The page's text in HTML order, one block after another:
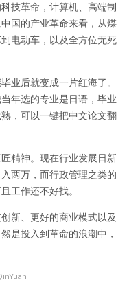
技革命，计算机、高端制
国的产业革命来看，从煤
电动车，以及全方位无死
业后就变成一片红海了。
年选的专业是日语，毕业
，可以一键把中文论文翻
精神。现在行业发展日新
两万，而行政管理之类的
工作还不好找。
新、更好的商业模式以及
是投入到革命的浪潮中，